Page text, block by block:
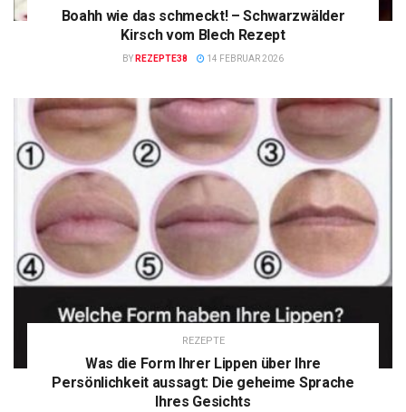
Boahh wie das schmeckt! – Schwarzwälder
Kirsch vom Blech Rezept
BY REZEPTE38 14 FEBRUAR 2026
REZEPTE
Was die Form Ihrer Lippen über Ihre
Persönlichkeit aussagt: Die geheime Sprache
Ihres Gesichts